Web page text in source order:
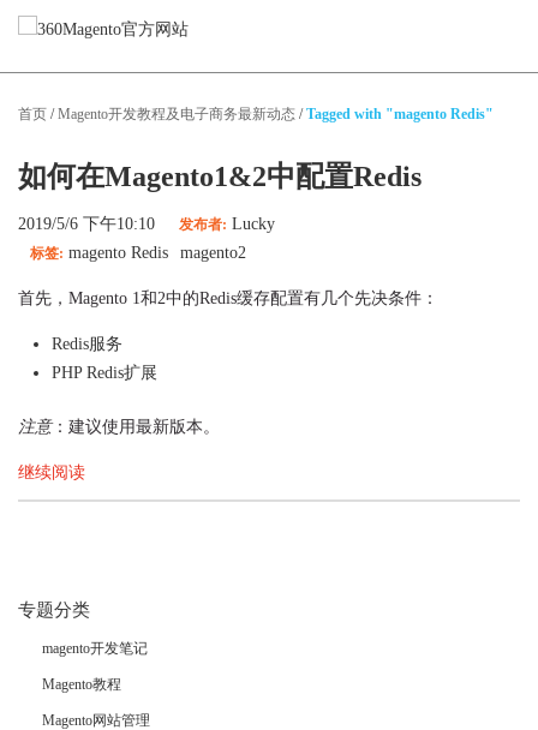
Magento网站开发
Magento迁移
Magento性能优化
Magento App开发
精选案例
首页 /Magento开发教程及电子商务最新动态 /Tagged with "magento Redis"
如何在Magento1&2中配置Redis
2019/5/6 下午10:10 发布者: Lucky
标签: magento Redis magento2
首先，Magento 1和2中的Redis缓存配置有几个先决条件：
Redis服务
PHP Redis扩展
注意：建议使用最新版本。
继续阅读
专题分类
magento开发笔记
Magento教程
Magento网站管理